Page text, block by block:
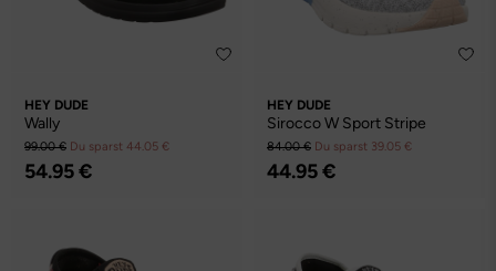
HEY DUDE
Wally
99.00 € Du sparst 44.05 €
54.95 €
HEY DUDE
Sirocco W Sport Stripe
84.00 € Du sparst 39.05 €
44.95 €